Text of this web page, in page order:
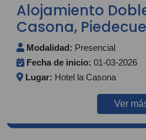
Alojamiento
Casona,
Modalidad: Presencial
Fecha de inicio: 01-03-2026
Lugar: Hotel la Casona
Ver